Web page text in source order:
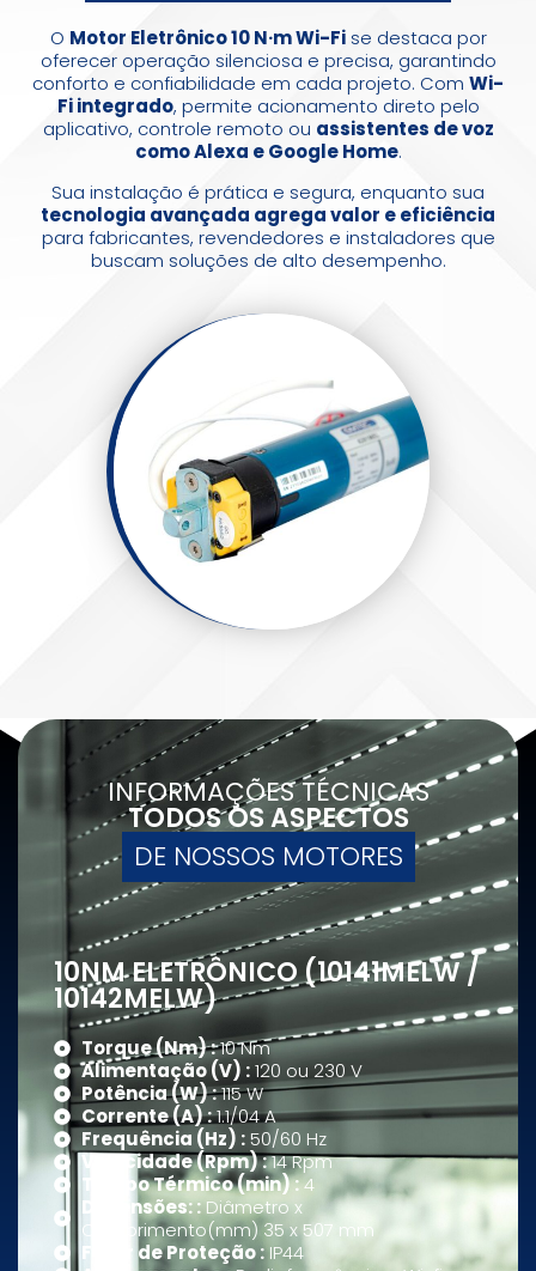
O Motor Eletrônico 10 N·m Wi-Fise destaca por
oferecer operação silenciosa e precisa, garantindo
conforto e confiabilidade em cada projeto. Com Wi-
Fi integrado, permite acionamento direto pelo
aplicativo, controle remoto ou assistentes de voz
como Alexa e Google Home.
Sua instalação é prática e segura, enquanto sua
tecnologia avançada agrega valor e eficiência
para fabricantes, revendedores e instaladores que
buscam soluções de alto desempenho.
INFORMAÇÕES TÉCNICAS
TODOS OS ASPECTOS
DE NOSSOS MOTORES
10NM ELETRÔNICO (10141MELW /
10142MELW)
Torque (Nm) :10 Nm
Alimentação (V) :120 ou 230 V
Potência (W) :115 W
Corrente (A) :1.1/04 A
Frequência (Hz) :50/60 Hz
Velocidade (Rpm) :14 Rpm
Tempo Térmico (min) :4
Dimensões: :Diâmetro x
Comprimento(mm) 35 x 507 mm
Fator de Proteção :IP44